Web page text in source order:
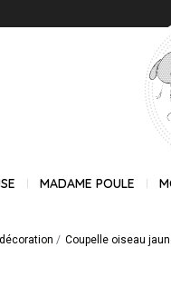
MADAME POULE
Coupelle oiseau